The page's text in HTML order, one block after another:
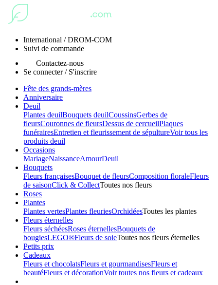
International / DROM-COM
Suivi de commande
Contactez-nous
Se connecter / S'inscrire
Fête des grands-mères
Anniversaire
Deuil
Plantes deuilBouquets deuilCoussinsGerbes de
fleursCouronnes de fleursDessus de cercueilPlaques
funérairesEntretien et fleurissement de sépultureVoir tous les
produits deuil
Occasions
MariageNaissanceAmourDeuil
Bouquets
Fleurs françaisesBouquet de fleursComposition floraleFleurs
de saisonClick & CollectToutes nos fleurs
Roses
Plantes
Plantes vertesPlantes fleuriesOrchidéesToutes les plantes
Fleurs éternelles
Fleurs séchéesRoses éternellesBouquets de
bougiesLEGO®Fleurs de soieToutes nos fleurs éternelles
Petits prix
Cadeaux
Fleurs et chocolatsFleurs et gourmandisesFleurs et
beautéFleurs et décorationVoir toutes nos fleurs et cadeaux